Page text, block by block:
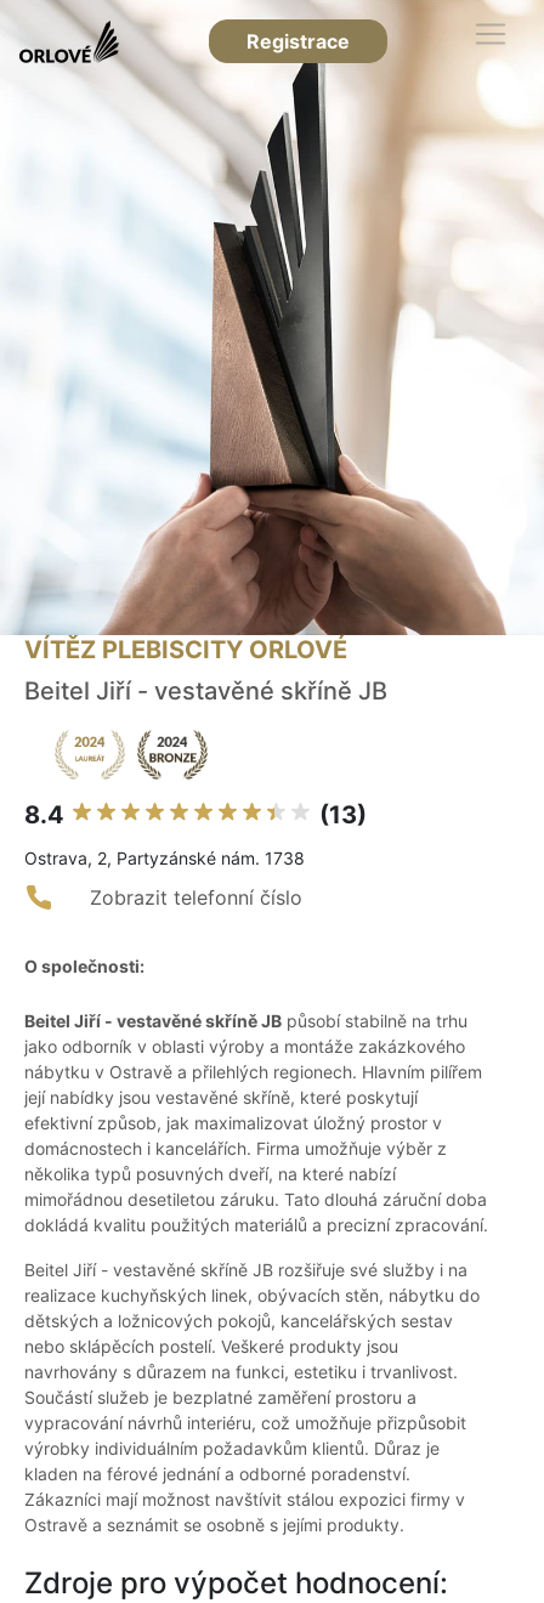
Registrace
VÍTĚZ PLEBISCITY ORLOVÉ
Beitel Jiří - vestavěné skříně JB
8.4 (13)
Ostrava, 2, Partyzánské nám. 1738
Zobrazit telefonní číslo
O společnosti:
Beitel Jiří - vestavěné skříně JB působí stabilně na trhu
jako odborník v oblasti výroby a montáže zakázkového
nábytku v Ostravě a přilehlých regionech. Hlavním pilířem
její nabídky jsou vestavěné skříně, které poskytují
efektivní způsob, jak maximalizovat úložný prostor v
domácnostech i kancelářích. Firma umožňuje výběr z
několika typů posuvných dveří, na které nabízí
mimořádnou desetiletou záruku. Tato dlouhá záruční doba
dokládá kvalitu použitých materiálů a precizní zpracování.
Beitel Jiří - vestavěné skříně JB rozšiřuje své služby i na
realizace kuchyňských linek, obývacích stěn, nábytku do
dětských a ložnicových pokojů, kancelářských sestav
nebo sklápěcích postelí. Veškeré produkty jsou
navrhovány s důrazem na funkci, estetiku i trvanlivost.
Součástí služeb je bezplatné zaměření prostoru a
vypracování návrhů interiéru, což umožňuje přizpůsobit
výrobky individuálním požadavkům klientů. Důraz je
kladen na férové jednání a odborné poradenství.
Zákazníci mají možnost navštívit stálou expozici firmy v
Ostravě a seznámit se osobně s jejími produkty.
Zdroje pro výpočet hodnocení: